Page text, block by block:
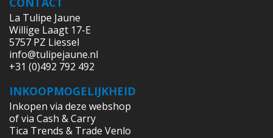
La Tulipe Jaune
Willige Laagt 17-E
5757 PZ Liessel
info@tulipejaune.nl
+31 (0)492 792 492
INKOOPMOGELIJKHEID
Inkopen via deze webshop
of via Cash & Carry
Tica Trends & Trade Venlo